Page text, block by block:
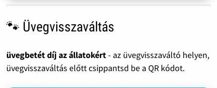
🐾 Üvegvisszaváltás
üvegbetét díj az állatokért- az üvegvisszaváltó helyen,
üvegvisszaváltás előtt csippantsd be a QR kódot.